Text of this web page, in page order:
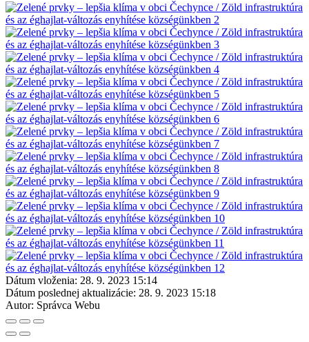
Dátum vloženia: 28. 9. 2023 15:14
Dátum poslednej aktualizácie: 28. 9. 2023 15:18
Autor: Správca Webu